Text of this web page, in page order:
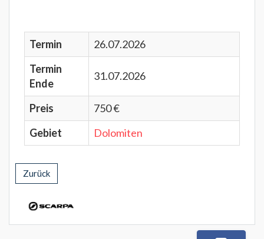
Termin
26.07.2026
Termin
Ende
31.07.2026
Preis
750 €
Gebiet
Dolomiten
Zurück